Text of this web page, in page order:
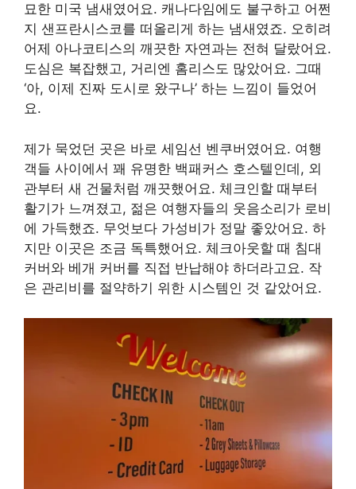
묘한 미국 냄새였어요. 캐나다임에도 불구하고 어쩐
지 샌프란시스코를 떠올리게 하는 냄새였죠. 오히려
어제 아나코티스의 깨끗한 자연과는 전혀 달랐어요.
도심은 복잡했고, 거리엔 홈리스도 많았어요. 그때
‘아, 이제 진짜 도시로 왔구나’ 하는 느낌이 들었어
요.
제가 묵었던 곳은 바로 세임선 벤쿠버였어요. 여행
객들 사이에서 꽤 유명한 백패커스 호스텔인데, 외
관부터 새 건물처럼 깨끗했어요. 체크인할 때부터
활기가 느껴졌고, 젊은 여행자들의 웃음소리가 로비
에 가득했죠. 무엇보다 가성비가 정말 좋았어요. 하
지만 이곳은 조금 독특했어요. 체크아웃할 때 침대
커버와 베개 커버를 직접 반납해야 하더라고요. 작
은 관리비를 절약하기 위한 시스템인 것 같았어요.